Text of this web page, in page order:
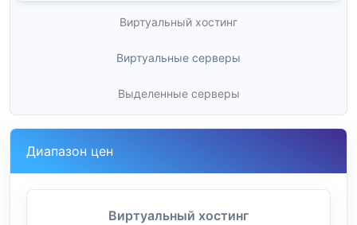
Виртуальный хостинг
Виртуальные серверы
Выделенные серверы
Диапазон цен
Виртуальный хостинг